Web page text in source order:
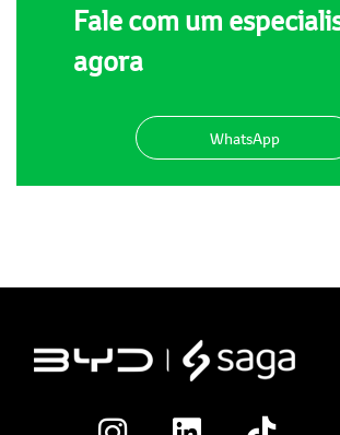
Fale com um
agora
WhatsApp